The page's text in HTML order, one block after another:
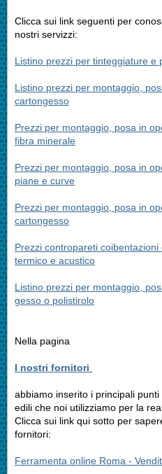
Clicca sui link seguenti per
nostri servizzi:
Listino prezzi per tinteggiature e
Listino prezzi per montaggio,
cartongesso
Prezzi per montaggio, posa in
fibra minerale
Prezzi per montaggio, posa in
piane e curve
Prezzi per montaggio, posa in
cartongesso
Prezzi contropareti
termico e acustico
Listino prezzi per montaggio,
gesso o polistirolo
Nella pagina
I nostri fornitori
abbiamo inserito i principali
edili che noi utilizziamo per la
Clicca sui link qui sotto per
fornitori:
Ferramenta online Roma -